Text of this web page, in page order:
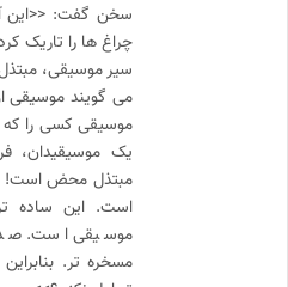
سخن گفت: <<این
چراغ ها را تاریک
سیر موسیقی،
می گویند موسیقی
موسیقی کسی را که
یک موسیقیدان،
مبتذل محض است!
است. این ساده
موسیقی است.
مسخره تر.